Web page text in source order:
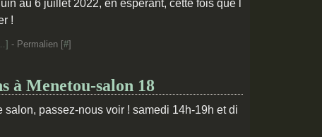
au 6 juillet 2022, en espérant, cette fois que l
!
] - Permalien [#]
à Menetou-salon 18
passez-nous voir ! samedi 14h-19h et di